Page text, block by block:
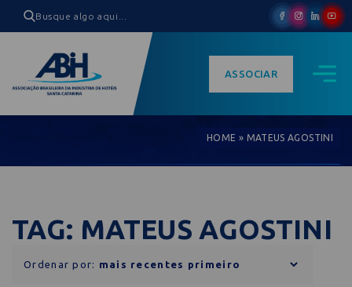
ASSOCIAR
HOME » MATEUS AGOSTINI
TAG: MATEUS AGOSTINI
Ordenar por: